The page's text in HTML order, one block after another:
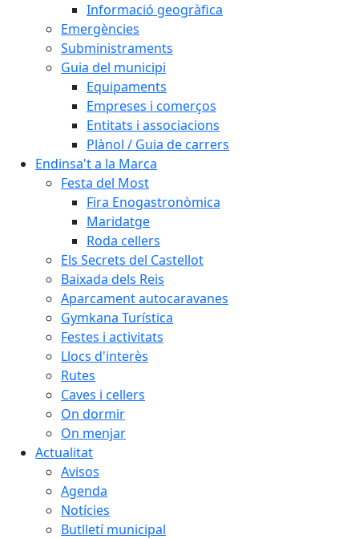
Informació geogràfica
Emergències
Subministraments
Guia del municipi
Equipaments
Empreses i comerços
Entitats i associacions
Plànol / Guia de carrers
Endinsa't a la Marca
Festa del Most
Fira Enogastronòmica
Maridatge
Roda cellers
Els Secrets del Castellot
Baixada dels Reis
Aparcament autocaravanes
Gymkana Turística
Festes i activitats
Llocs d'interès
Rutes
Caves i cellers
On dormir
On menjar
Actualitat
Avisos
Agenda
Notícies
Butlletí municipal